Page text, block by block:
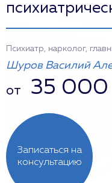
Записаться на
консультацию
Психиатр, нарколог,
Шуров Василий
от 35 000